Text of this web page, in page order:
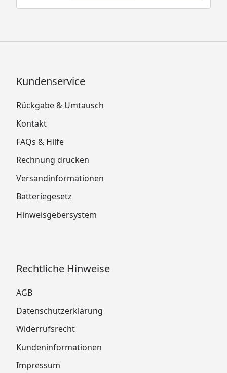
Kundenservice
Rückgabe & Umtausch
Kontakt
FAQs & Hilfe
Rechnung drucken
Versandinformationen
Batteriegesetz
Hinweisgebersystem
Rechtliche Hinweise
AGB
Datenschutzerklärung
Widerrufsrecht
Kundeninformationen
Impressum